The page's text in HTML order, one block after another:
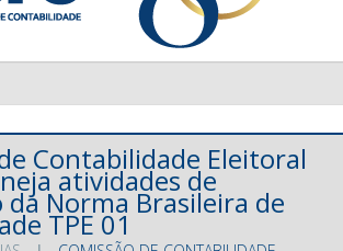
Contabilidade Eleitoral
atividades de
da Norma Brasileira de
TPE 01